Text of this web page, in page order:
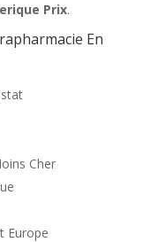
Prix.
En
Cher
Europe